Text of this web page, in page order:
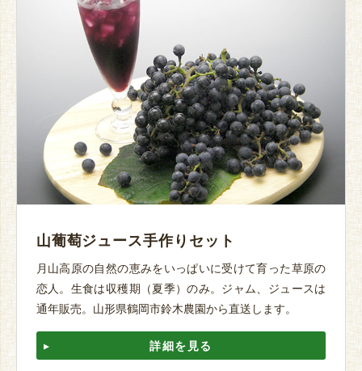
山葡萄ジュース手作りセット
月山高原の自然の恵みをいっぱいに受けて育った草原の
恋人。生食は収穫期（夏季）のみ。ジャム、ジュースは
通年販売。山形県鶴岡市鈴木農園から直送します。
詳細を見る